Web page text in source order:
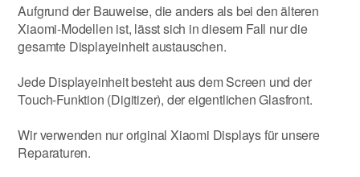
Aufgrund der Bauweise, die anders als bei den älteren
Xiaomi-Modellen ist, lässt sich in diesem Fall nur die
gesamte Displayeinheit austauschen.
Jede Displayeinheit besteht aus dem Screen und der
Touch-Funktion (Digitizer), der eigentlichen Glasfront.
Wir verwenden nur original Xiaomi Displays für unsere
Reparaturen.